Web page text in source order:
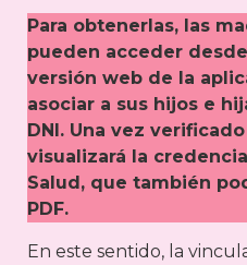
Para obtenerlas, las
pueden acceder
versión web de la
asociar a sus hijos e
DNI. Una vez
visualizará la
Salud, que también
PDF.
En este sentido, la